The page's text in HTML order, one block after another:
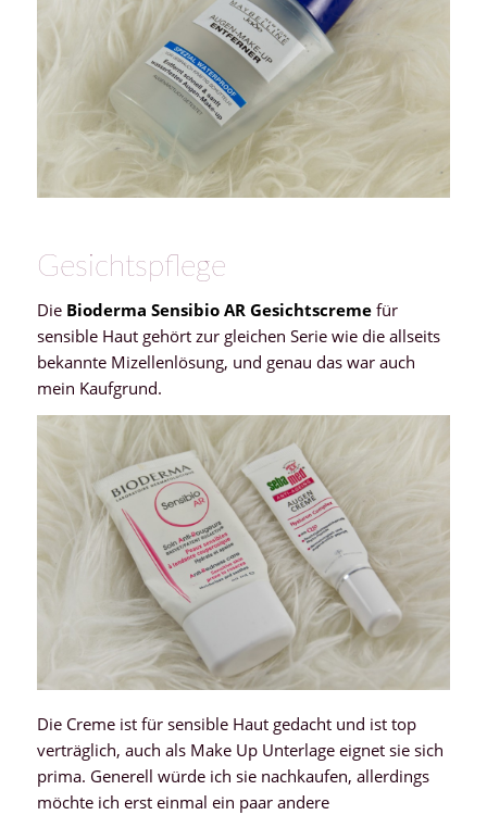
Gesichtspflege
Die Bioderma Sensibio AR Gesichtscremefür
sensible Haut gehört zur gleichen Serie wie die allseits
bekannte Mizellenlösung, und genau das war auch
mein Kaufgrund.
Die Creme ist für sensible Haut gedacht und ist top
verträglich, auch als Make Up Unterlage eignet sie sich
prima. Generell würde ich sie nachkaufen, allerdings
möchte ich erst einmal ein paar andere